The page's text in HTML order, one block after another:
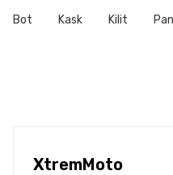
Bot Kask Kilit
XtremMoto